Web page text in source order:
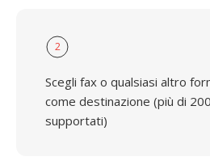
2
Scegli fax o qualsiasi altro
come destinazione (più di
supportati)